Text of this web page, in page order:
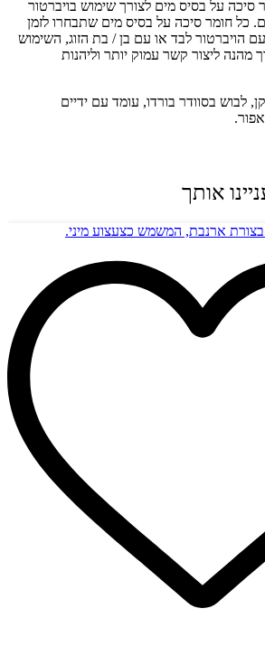
סיכה על בסיס מים לצורך שימוש בויברטור
כל חומר סיכה על בסיס מים שתבחרו לזמן
הויברטור לבד או עם בן / בת הזוג, השימוש
מהנה ליצור קשר עמוק יותר וליהנות
אותך